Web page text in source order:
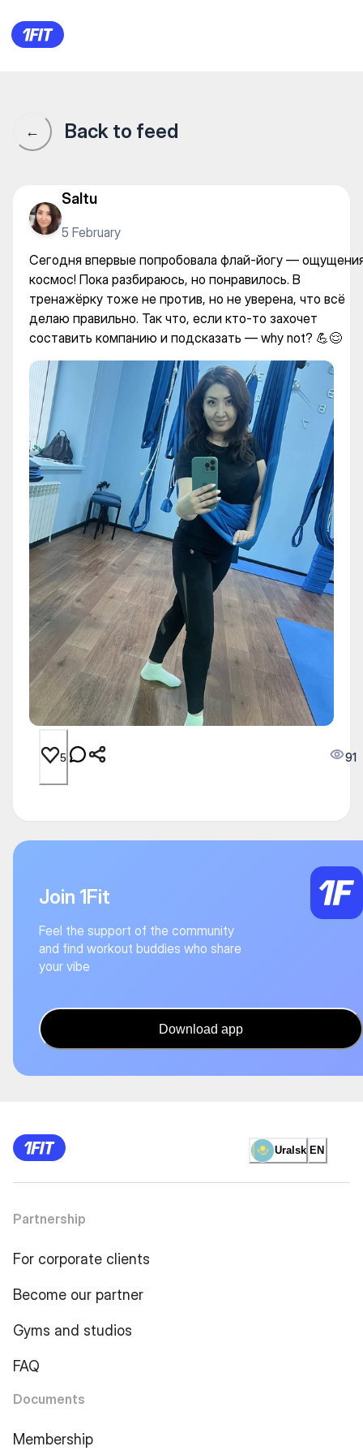
Сегодня впервые
← Back to feed
Saltu
5 February
Сегодня впервые попробовала флай-йогу —
космос! Пока разбираюсь, но понравилось. В
тренажёрку тоже не против, но не уверена, что всё
делаю правильно. Так что, если кто-то захочет
составить компанию и подсказать — why not? 💪😌
5 91
Join 1Fit
Feel the support of the community
and find workout buddies who share
your vibe
Download app
Uralsk EN
Partnership
For corporate clients
Become our partner
Gyms and studios
FAQ
Documents
Membership